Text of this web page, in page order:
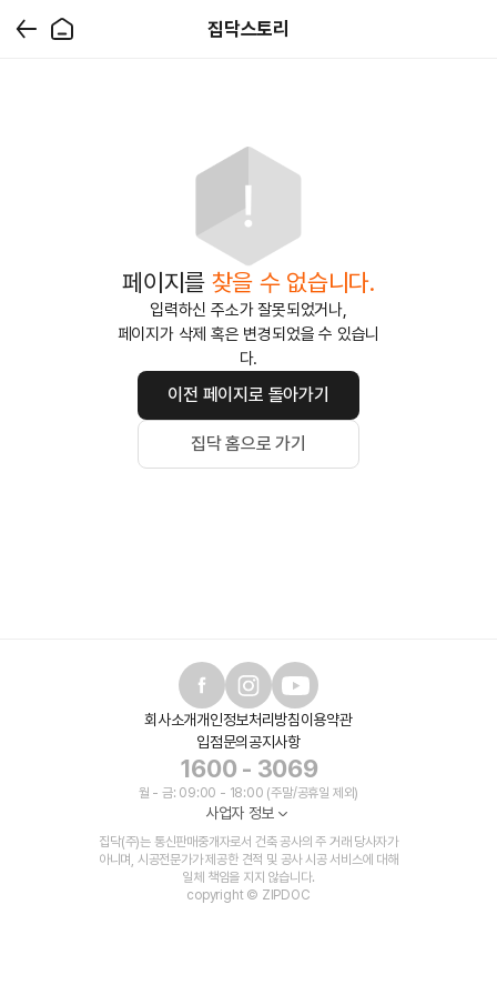
집닥스토리
페이지를 찾을 수 없습니다.
입력하신 주소가 잘못되었거나,
페이지가 삭제 혹은 변경되었을 수 있습니
다.
이전 페이지로 돌아가기
집닥 홈으로 가기
회사소개개인정보처리방침이용약관
입점문의 공지사항
1600 - 3069
월 - 금: 09:00 - 18:00 (주말/공휴일 제외)
사업자 정보
집닥(주)는 통신판매중개자로서 건축 공사의 주 거래 당사자가
아니며, 시공전문가가 제공한 견적 및 공사 시공 서비스에 대해
일체 책임을 지지 않습니다.
copyright © ZIPDOC